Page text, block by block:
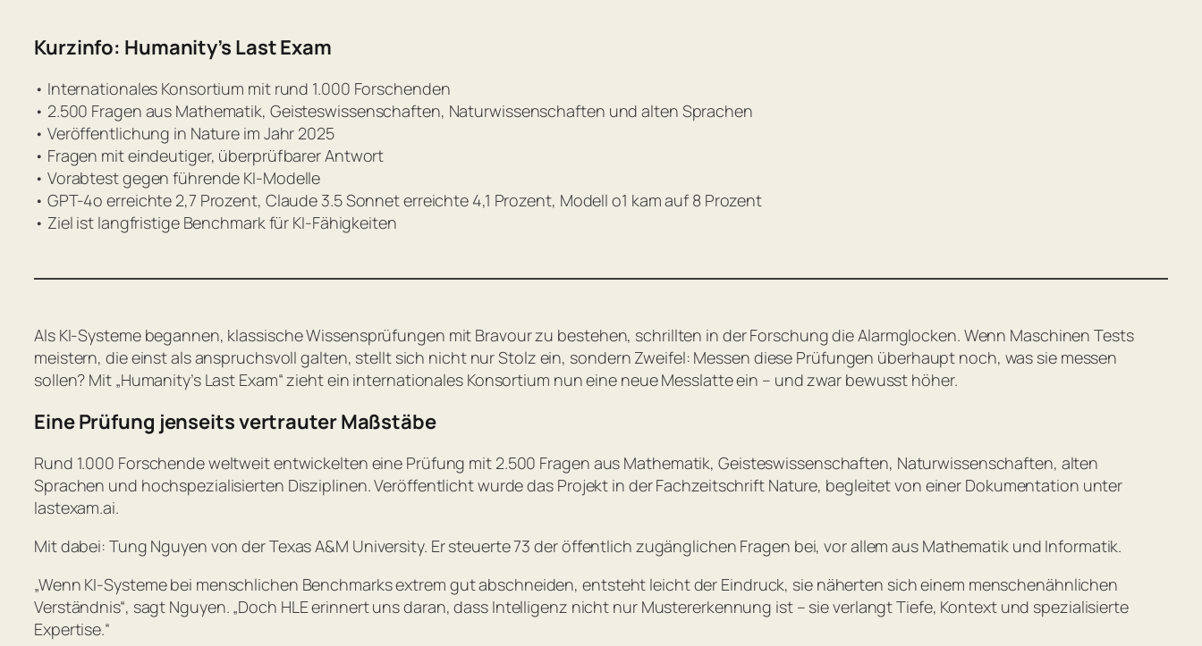
Kurzinfo: Humanity’s Last Exam
• Internationales Konsortium mit rund 1.000 Forschenden
• 2.500 Fragen aus Mathematik, Geisteswissenschaften, Naturwissenschaften und alten Sprachen
• Veröffentlichung in Nature im Jahr 2025
• Fragen mit eindeutiger, überprüfbarer Antwort
• Vorabtest gegen führende KI-Modelle
• GPT-4o erreichte 2,7 Prozent, Claude 3.5 Sonnet erreichte 4,1 Prozent, Modell o1 kam auf 8 Prozent
• Ziel ist langfristige Benchmark für KI-Fähigkeiten
Als KI-Systeme begannen, klassische Wissensprüfungen mit Bravour zu bestehen, schrillten in der Forschung die Alarmglocken. Wenn Maschinen Tests
meistern, die einst als anspruchsvoll galten, stellt sich nicht nur Stolz ein, sondern Zweifel: Messen diese Prüfungen überhaupt noch, was sie messen
sollen? Mit „Humanity’s Last Exam“ zieht ein internationales Konsortium nun eine neue Messlatte ein – und zwar bewusst höher.
Eine Prüfung jenseits vertrauter Maßstäbe
Rund 1.000 Forschende weltweit entwickelten eine Prüfung mit 2.500 Fragen aus Mathematik, Geisteswissenschaften, Naturwissenschaften, alten
Sprachen und hochspezialisierten Disziplinen. Veröffentlicht wurde das Projekt in der Fachzeitschrift Nature, begleitet von einer Dokumentation unter
lastexam.ai.
Mit dabei: Tung Nguyen von der Texas A&M University. Er steuerte 73 der öffentlich zugänglichen Fragen bei, vor allem aus Mathematik und Informatik.
„Wenn KI-Systeme bei menschlichen Benchmarks extrem gut abschneiden, entsteht leicht der Eindruck, sie näherten sich einem menschenähnlichen
Verständnis“, sagt Nguyen. „Doch HLE erinnert uns daran, dass Intelligenz nicht nur Mustererkennung ist – sie verlangt Tiefe, Kontext und spezialisierte
Expertise.“